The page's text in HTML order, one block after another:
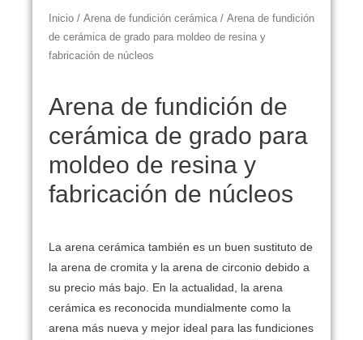
Inicio / Arena de fundición cerámica / Arena de fundición
de cerámica de grado para moldeo de resina y
fabricación de núcleos
Arena de fundición de
cerámica de grado para
moldeo de resina y
fabricación de núcleos
La arena cerámica también es un buen sustituto de
la arena de cromita y la arena de circonio debido a
su precio más bajo.
En la actualidad, la arena
cerámica es reconocida mundialmente como la
arena más nueva y mejor ideal para las fundiciones